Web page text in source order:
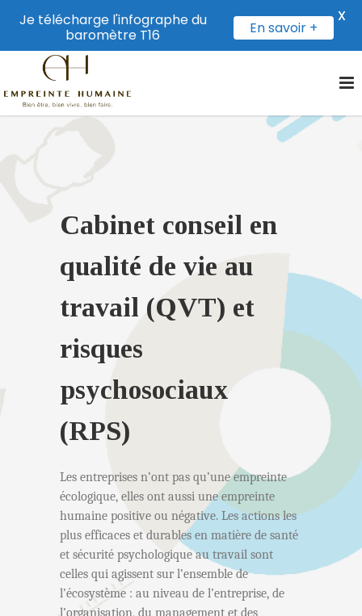
Cabinet conseil en
qualité de vie au
travail (QVT) et
risques
psychosociaux
(RPS)
Les entreprises n’ont pas qu’une empreinte
écologique, elles ont aussi une empreinte
humaine positive ou négative. Les actions les
plus efficaces et durables en matière de santé
et sécurité psychologique au travail sont
celles qui agissent sur l’ensemble de
l’écosystème : au niveau de l’entreprise, de
l’organisation, du management et des
Je télécharge l'infographe du
baromètre T16
En savoir +
X